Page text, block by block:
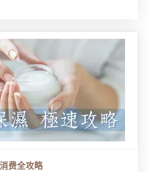
的税贷？
消费全攻略